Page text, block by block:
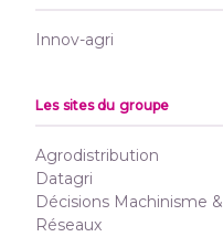
Innov-agri
Les sites du groupe
Agrodistribution
Datagri
Décisions Machinisme &
Réseaux